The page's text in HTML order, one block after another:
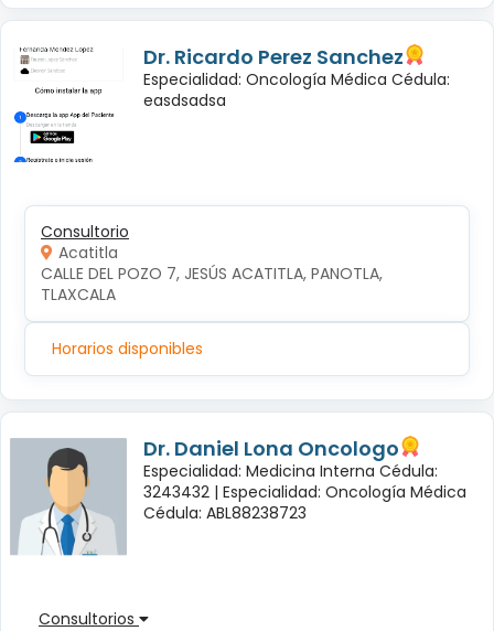
Dr. Ricardo Perez Sanchez
Especialidad: Oncología Médica Cédula:
easdsadsa
Consultorio
Acatitla
CALLE DEL POZO 7, JESÚS ACATITLA, PANOTLA,
TLAXCALA
Horarios disponibles
Dr. Daniel Lona Oncologo
Especialidad: Medicina Interna Cédula:
3243432 | Especialidad: Oncología Médica
Cédula: ABL88238723
Consultorios